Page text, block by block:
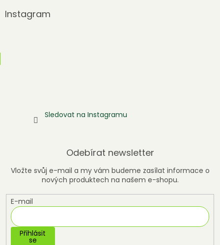
Instagram
Sledovat na Instagramu
Odebírat newsletter
Vložte svůj e-mail a my vám budeme zasílat informace o
nových produktech na našem e-shopu.
E-mail
Přihlásit
se